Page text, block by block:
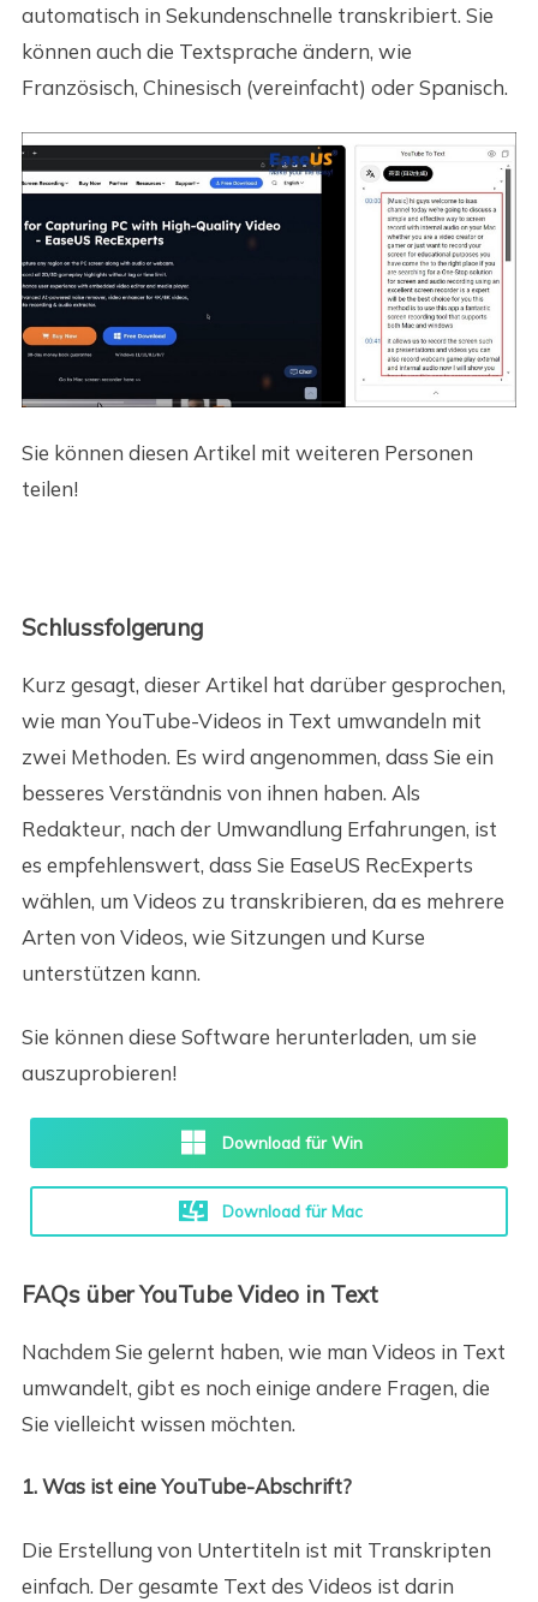
automatisch in Sekundenschnelle transkribiert. Sie
können auch die Textsprache ändern, wie
Französisch, Chinesisch (vereinfacht) oder Spanisch.
Sie können diesen Artikel mit weiteren Personen
teilen!
Schlussfolgerung
Kurz gesagt, dieser Artikel hat darüber gesprochen,
wie man YouTube-Videos in Text umwandeln mit
zwei Methoden. Es wird angenommen, dass Sie ein
besseres Verständnis von ihnen haben. Als
Redakteur, nach der Umwandlung Erfahrungen, ist
es empfehlenswert, dass Sie EaseUS RecExperts
wählen, um Videos zu transkribieren, da es mehrere
Arten von Videos, wie Sitzungen und Kurse
unterstützen kann.
Sie können diese Software herunterladen, um sie
auszuprobieren!
Download für Win
Download für Mac
FAQs über YouTube Video in Text
Nachdem Sie gelernt haben, wie man Videos in Text
umwandelt, gibt es noch einige andere Fragen, die
Sie vielleicht wissen möchten.
1. Was ist eine YouTube-Abschrift?
Die Erstellung von Untertiteln ist mit Transkripten
einfach. Der gesamte Text des Videos ist darin